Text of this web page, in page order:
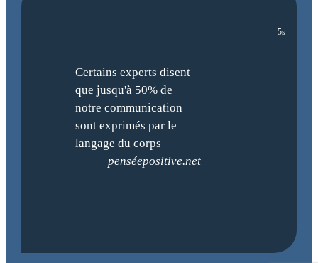
4s
Certains experts disent
que jusqu'à 50% de
notre communication
sont exprimés par le
langage du corps
penséepositive.net